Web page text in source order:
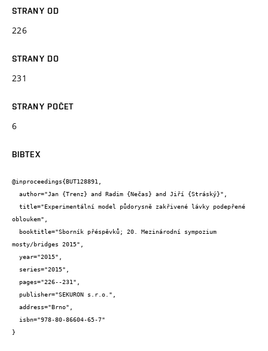
STRANY OD
226
STRANY DO
231
STRANY POČET
6
BIBTEX
@inproceedings{BUT128891,
obloukem",
mosty/bridges 2015",
}